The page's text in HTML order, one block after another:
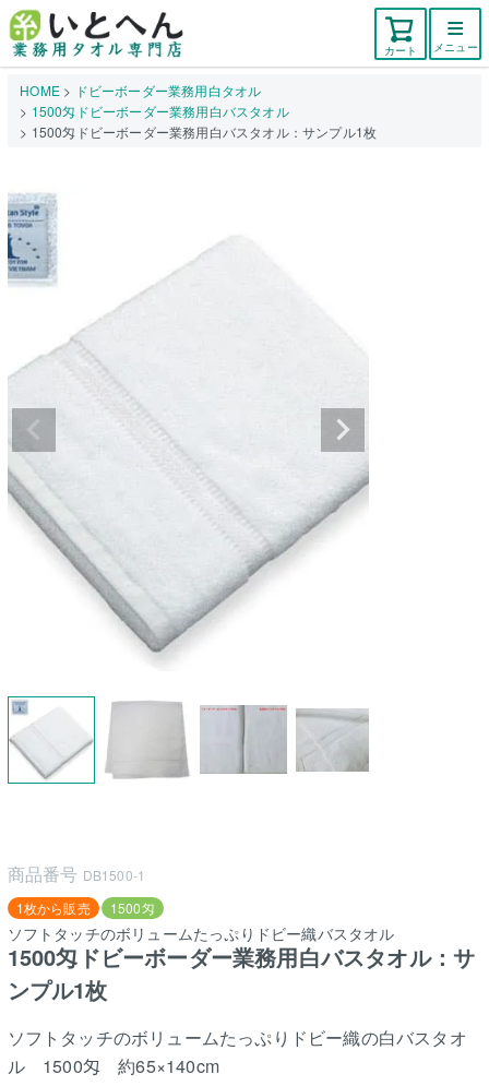
カート メニュー
HOME
ドビーボーダー業務用白タオル
1500匁ドビーボーダー業務用白バスタオル
1500匁ドビーボーダー業務用白バスタオル：サンプル1枚
商品番号 DB1500-1
1枚から販売
1500匁
ソフトタッチのボリュームたっぷりドビー織バスタオル
1500匁ドビーボーダー業務用白バスタオル：サ
ンプル1枚
ソフトタッチのボリュームたっぷりドビー織の白バスタオ
ル 1500匁 約65×140cm